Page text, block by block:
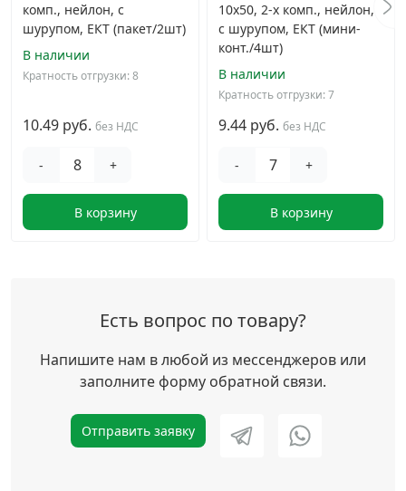
комп., нейлон, с
шурупом, ЕКТ (пакет/2шт)
В наличии
Кратность отгрузки: 8
10.49 руб. без НДС
- +
В корзину
10x50, 2-х комп., нейлон,
с шурупом, ЕКТ (мини-
конт./4шт)
В наличии
Кратность отгрузки: 7
9.44 руб. без НДС
- +
В корзину
Есть вопрос по товару?
Напишите нам в любой из мессенджеров или
заполните форму обратной связи.
Отправить заявку